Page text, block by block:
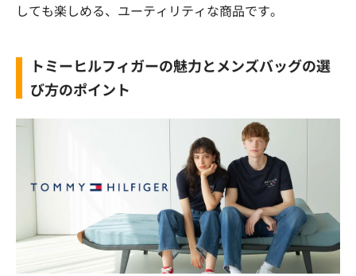
しても楽しめる、ユーティリティな商品です。
トミーヒルフィガーの魅力とメンズバッグの選
び方のポイント